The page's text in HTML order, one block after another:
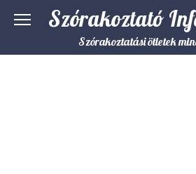
Szórakoztató
Szórakoztatási ötletek